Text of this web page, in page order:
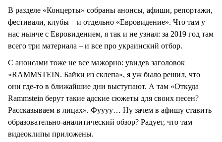
В разделе «Концерты» собраны анонсы, афиши, репортажи,
фестивали, клубы – и отдельно «Евровидение». Что там у
нас нынче с Евровидением, я так и не узнал: за 2019 год там
всего три материала – и все про украинский отбор.
С анонсами тоже не все мажорно: увидев заголовок
«RAMMSTEIN. Байки из склепа», я уж было решил, что
они где-то в ближайшие дни выступают. А там «Откуда
Rammstein берут такие адские сюжеты для своих песен?
Рассказываем в лицах». Фуууу… Ну зачем в афишу ставить
образовательно-аналитический обзор? Радует, что там
видеоклипы приложены.